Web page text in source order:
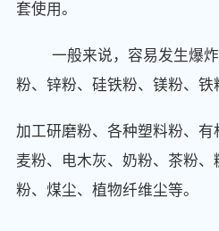
套使用。
一般来说，容易发生爆炸
粉、锌粉、硅铁粉、镁粉、铁
加工研磨粉、各种塑料粉、
麦粉、电木灰、奶粉、茶粉
粉、煤尘、植物纤维尘等。